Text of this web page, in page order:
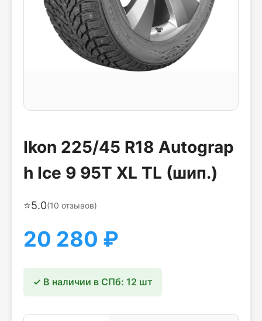
Ikon 225/45 R18 Autograp
h Ice 9 95T XL TL (шип.)
⭐5.0(10 отзывов)
20 280 ₽
✓ В наличии в СПб: 12 шт